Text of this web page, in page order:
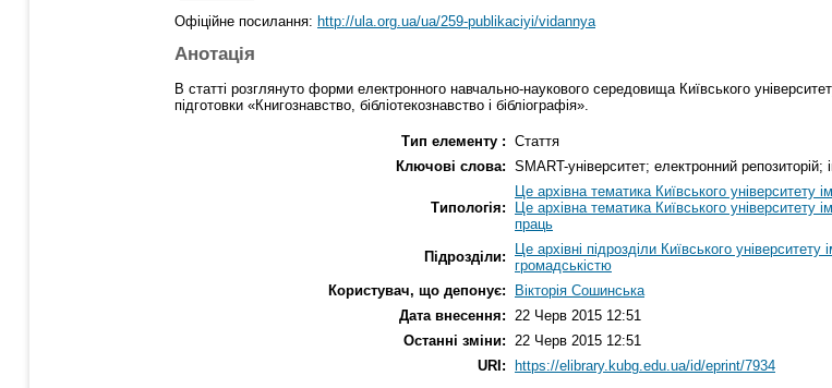
Офіційне посилання: http://ula.org.ua/ua/259-publikaciyi/vidannya
Анотація
В статті розглянуто форми електронного навчально-наукового середовища Київського
підготовки «Книгознавство, бібліотекознавство і бібліографія».
Тип елементу : Стаття
Ключові слова: SMART-університет; електронний репозиторій;
Типологія:
Це архівна тематика Київського університету
Це архівна тематика Київського університету
праць
Підрозділи:
Це архівні підрозділи Київського університету
громадськістю
Користувач, що депонує:
Вікторія Сошинська
Дата внесення:
22 Черв 2015 12:51
Останні зміни:
22 Черв 2015 12:51
URI:
https://elibrary.kubg.edu.ua/id/eprint/7934